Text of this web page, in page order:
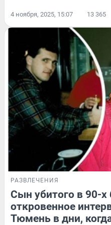
4 ноября, 2025, 15:07 13 365
РАЗВЛЕЧЕНИЯ
Сын убитого в 90-х
откровенное
Тюмень в дни,